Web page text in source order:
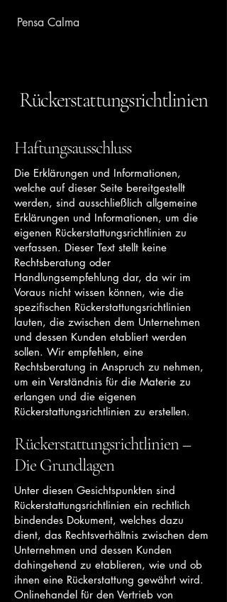
Pensa Calma
Rückerstattungsrichtlinien
Haftungsausschluss
Die Erklärungen und Informationen,
welche auf dieser Seite bereitgestellt
werden, sind ausschließlich allgemeine
Erklärungen und Informationen, um die
eigenen Rückerstattungsrichtlinien zu
verfassen. Dieser Text stellt keine
Rechtsberatung oder
Handlungsempfehlung dar, da wir im
Voraus nicht wissen können, wie die
spezifischen Rückerstattungsrichtlinien
lauten, die zwischen dem Unternehmen
und dessen Kunden etabliert werden
sollen. Wir empfehlen, eine
Rechtsberatung in Anspruch zu nehmen,
um ein Verständnis für die Materie zu
erlangen und die eigenen
Rückerstattungsrichtlinien zu erstellen.
Rückerstattungsrichtlinien –
Die Grundlagen
Unter diesen Gesichtspunkten sind
Rückerstattungsrichtlinien ein rechtlich
bindendes Dokument, welches dazu
dient, das Rechtsverhältnis zwischen dem
Unternehmen und dessen Kunden
dahingehend zu etablieren, wie und ob
ihnen eine Rückerstattung gewährt wird.
Onlinehandel für den Vertrieb von